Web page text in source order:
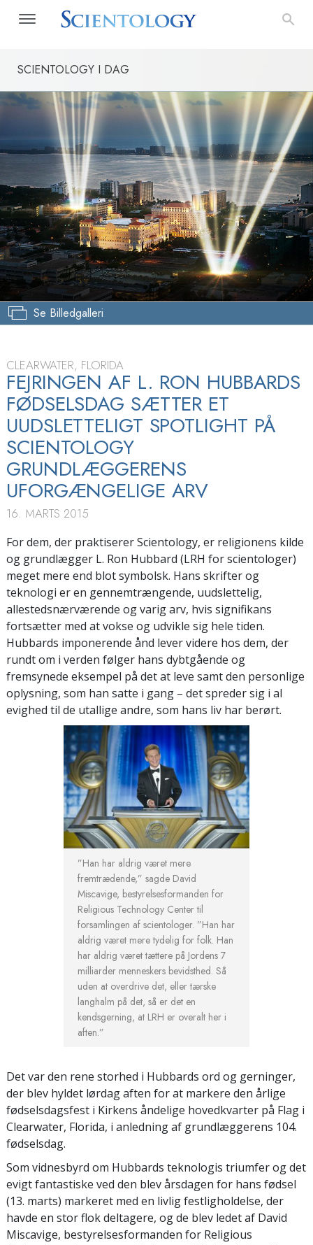
SCIENTOLOGY I DAG
Se Billedgalleri
CLEARWATER, FLORIDA
FEJRINGEN AF L. RON HUBBARDS
FØDSELSDAG SÆTTER ET
UUDSLETTELIGT SPOTLIGHT PÅ
SCIENTOLOGY
GRUNDLÆGGERENS
UFORGÆNGELIGE ARV
16. MARTS 2015
For dem, der praktiserer Scientology, er religionens kilde
og grundlægger L. Ron Hubbard (LRH for scientologer)
meget mere end blot symbolsk. Hans skrifter og
teknologi er en gennemtrængende, uudslettelig,
allestedsnærværende og varig arv, hvis signifikans
fortsætter med at vokse og udvikle sig hele tiden.
Hubbards imponerende ånd lever videre hos dem, der
rundt om i verden følger hans dybtgående og
fremsynede eksempel på det at leve samt den personlige
oplysning, som han satte i gang – det spreder sig i al
evighed til de utallige andre, som hans liv har berørt.
”Han har aldrig været mere
fremtrædende,” sagde David
Miscavige, bestyrelsesformanden for
Religious Technology Center til
forsamlingen af scientologer. ”Han har
aldrig været mere tydelig for folk. Han
har aldrig været tættere på Jordens 7
milliarder menneskers bevidsthed. Så
uden at overdrive det, eller tærske
langhalm på det, så er det en
kendsgerning, at LRH er overalt her i
aften.”
Det var den rene storhed i Hubbards ord og gerninger,
der blev hyldet lørdag aften for at markere den årlige
fødselsdagsfest i Kirkens åndelige hovedkvarter på Flag i
Clearwater, Florida, i anledning af grundlæggerens 104.
fødselsdag.
Som vidnesbyrd om Hubbards teknologis triumfer og det
evigt fantastiske ved den blev årsdagen for hans fødsel
(13. marts) markeret med en livlig festligholdelse, der
havde en stor flok deltagere, og de blev ledet af David
Miscavige, bestyrelsesformanden for Religious